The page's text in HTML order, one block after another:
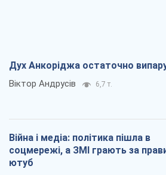
Дух Анкоріджа остаточно
Віктор Андрусів 6,7 т.
Війна і медіа: політика пішла в
соцмережі, а ЗМІ грають за
ютуб